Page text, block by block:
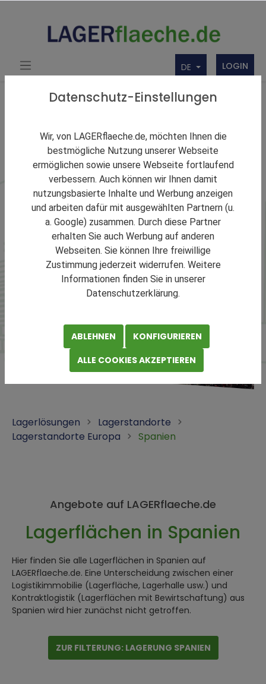
DE LOGIN
Lagerraum in Spanien
Lagerraum in Spanien ist besonders relevant für die
Distribution in Südeuropa und Nordafrika.
Lagerlösungen
Lagerstandorte
Lagerstandorte Europa
Spanien
Angebote auf LAGERflaeche.de
Lagerflächen in Spanien
Hier finden Sie alle Lagerflächen in Spanien auf
LAGERflaeche.de. Eine Unterscheidung zwischen einer
Logistikimmobilie (Lagerfläche, Lagerhalle usw.) und
Kontraktlogistik (Lagerflächen mit Bewirtschaftung) aus
Spanien wird hier zunächst nicht getroffen.
ZUR FILTERUNG: LAGERUNG SPANIEN
Datenschutz-Einstellungen
Wir, von LAGERflaeche.de, möchten Ihnen die
bestmögliche Nutzung unserer Webseite
ermöglichen sowie unsere Webseite fortlaufend
verbessern. Auch können wir Ihnen damit
nutzungsbasierte Inhalte und Werbung anzeigen
und arbeiten dafür mit ausgewählten Partnern (u.
a. Google) zusammen. Durch diese Partner
erhalten Sie auch Werbung auf anderen
Webseiten. Sie können Ihre freiwillige
Zustimmung jederzeit widerrufen. Weitere
Informationen finden Sie in unserer
Datenschutzerklärung.
ABLEHNEN
KONFIGURIEREN
ALLE COOKIES AKZEPTIEREN